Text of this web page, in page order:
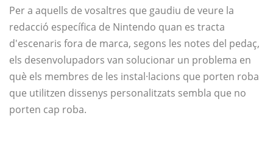
Per a aquells de vosaltres que gaudiu de veure la
redacció específica de Nintendo quan es tracta
d'escenaris fora de marca, segons les notes del pedaç,
els desenvolupadors van solucionar un problema en
què els membres de les instal·lacions que porten roba
que utilitzen dissenys personalitzats sembla que no
porten cap roba.